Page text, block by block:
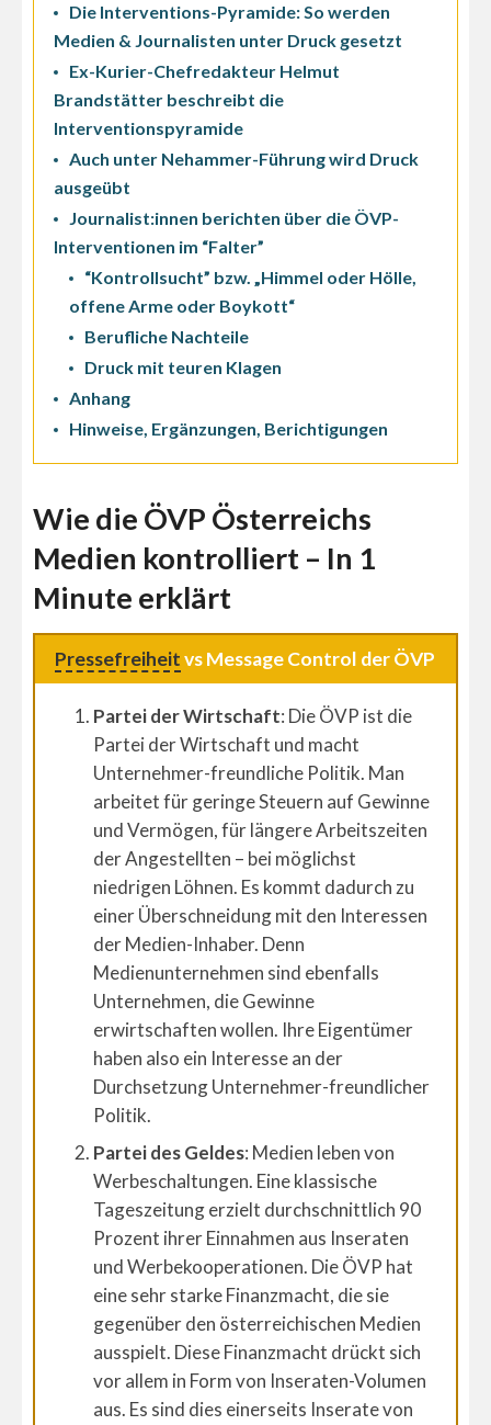
Die Interventions-Pyramide: So werden
Medien & Journalisten unter Druck gesetzt
Ex-Kurier-Chefredakteur Helmut
Brandstätter beschreibt die
Interventionspyramide
Auch unter Nehammer-Führung wird Druck
ausgeübt
Journalist:innen berichten über die ÖVP-
Interventionen im “Falter”
“Kontrollsucht” bzw. „Himmel oder Hölle,
offene Arme oder Boykott“
Berufliche Nachteile
Druck mit teuren Klagen
Anhang
Hinweise, Ergänzungen, Berichtigungen
Wie die ÖVP Österreichs
Medien kontrolliert – In 1
Minute erklärt
Pressefreiheitvs Message Control der ÖVP
Partei der Wirtschaft: Die ÖVP ist die
Partei der Wirtschaft und macht
Unternehmer-freundliche Politik. Man
arbeitet für geringe Steuern auf Gewinne
und Vermögen, für längere Arbeitszeiten
der Angestellten – bei möglichst
niedrigen Löhnen. Es kommt dadurch zu
einer Überschneidung mit den Interessen
der Medien-Inhaber. Denn
Medienunternehmen sind ebenfalls
Unternehmen, die Gewinne
erwirtschaften wollen. Ihre Eigentümer
haben also ein Interesse an der
Durchsetzung Unternehmer-freundlicher
Politik.
Partei des Geldes: Medien leben von
Werbeschaltungen. Eine klassische
Tageszeitung erzielt durchschnittlich 90
Prozent ihrer Einnahmen aus Inseraten
und Werbekooperationen. Die ÖVP hat
eine sehr starke Finanzmacht, die sie
gegenüber den österreichischen Medien
ausspielt. Diese Finanzmacht drückt sich
vor allem in Form von Inseraten-Volumen
aus. Es sind dies einerseits Inserate von